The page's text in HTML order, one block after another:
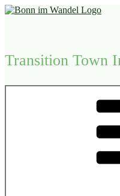
Zum
Transition Town